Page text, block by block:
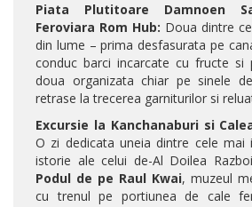
Piata Plutitoare Damnoen
Feroviara Rom Hub: Doua dintre
din lume – prima desfasurata pe
conduc barci incarcate cu fructe si
doua organizata chiar pe sinele
retrase la trecerea garniturilor si
Excursie la Kanchanaburi si
O zi dedicata uneia dintre cele mai
istorie ale celui de-Al Doilea
Podul de pe Raul Kwai, muzeul
cu trenul pe portiunea de cale